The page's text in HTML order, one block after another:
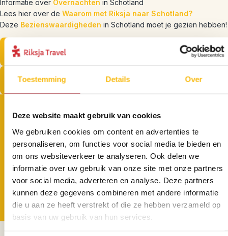
Toestemming Details Over
Deze website maakt gebruik van cookies
We gebruiken cookies om content en advertenties te
personaliseren, om functies voor social media te bieden en
om ons websiteverkeer te analyseren. Ook delen we
informatie over uw gebruik van onze site met onze partners
voor social media, adverteren en analyse. Deze partners
kunnen deze gegevens combineren met andere informatie
die u aan ze heeft verstrekt of die ze hebben verzameld op
basis van uw gebruik van hun services.
Informatie over Overnachten in Schotland
Lees hier over de Waarom met Riksja naar Schotland?
Deze Bezienswaardigheden in Schotland moet je gezien hebben!
Bekijk onze Schotland bouwstenen
Bekijk onze Schotland rondreizen
Wil jij altijd als eerste op de
hoogte zijn van onze Riksja
Reisnieuwtjes?